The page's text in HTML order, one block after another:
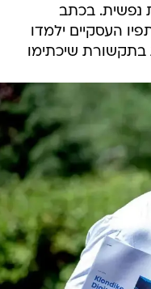
בתקשורת שיכתימו